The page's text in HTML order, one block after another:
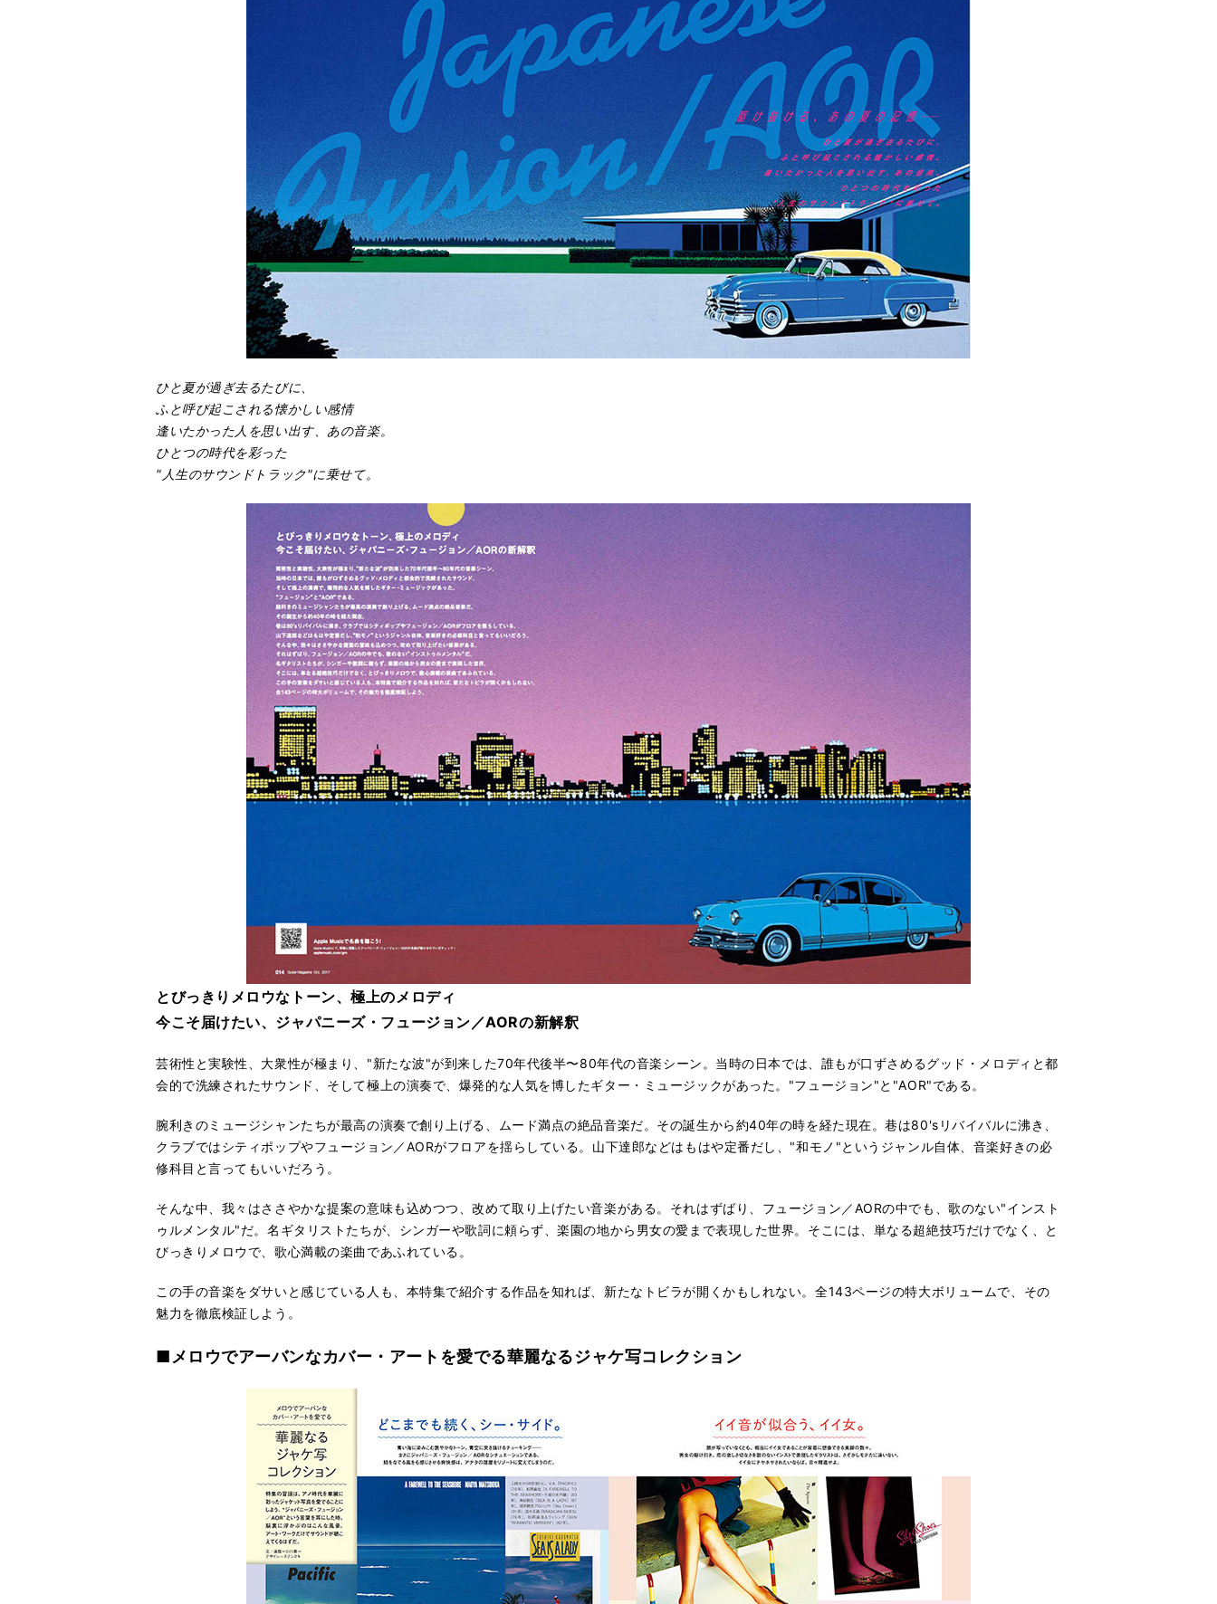
ひと夏が過ぎ去るたびに、
ふと呼び起こされる懐かしい感情
逢いたかった人を思い出す、あの音楽。
ひとつの時代を彩った
"人生のサウンドトラック"に乗せて。
とびっきりメロウなトーン、極上のメロディ
今こそ届けたい、ジャパニーズ・フュージョン／AORの新解釈
芸術性と実験性、大衆性が極まり、"新たな波"が到来した70年代後半〜80年代の音楽シーン。当時の日本では、誰もが口ずさめるグッド・メロディと都
会的で洗練されたサウンド、そして極上の演奏で、爆発的な人気を博したギター・ミュージックがあった。"フュージョン"と"AOR"である。
腕利きのミュージシャンたちが最高の演奏で創り上げる、ムード満点の絶品音楽だ。その誕生から約40年の時を経た現在。巷は80'sリバイバルに沸き、
クラブではシティポップやフュージョン／AORがフロアを揺らしている。山下達郎などはもはや定番だし、"和モノ"というジャンル自体、音楽好きの必
修科目と言ってもいいだろう。
そんな中、我々はささやかな提案の意味も込めつつ、改めて取り上げたい音楽がある。それはずばり、フュージョン／AORの中でも、歌のない"インスト
ゥルメンタル"だ。名ギタリストたちが、シンガーや歌詞に頼らず、楽園の地から男女の愛まで表現した世界。そこには、単なる超絶技巧だけでなく、と
びっきりメロウで、歌心満載の楽曲であふれている。
この手の音楽をダサいと感じている人も、本特集で紹介する作品を知れば、新たなトビラが開くかもしれない。全143ページの特大ボリュームで、その
魅力を徹底検証しよう。
■メロウでアーバンなカバー・アートを愛でる華麗なるジャケ写コレクション